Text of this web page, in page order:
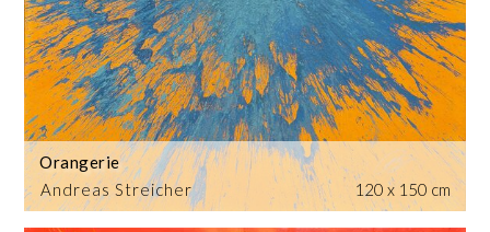
Andreas Streicher
Orangerie
120 x 150 cm